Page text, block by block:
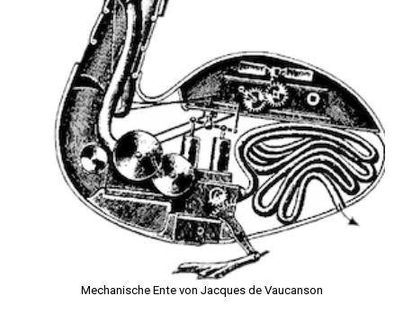
Mechanische Ente von Jacques de Vaucanson